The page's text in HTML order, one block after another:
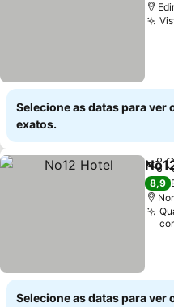
Selecione as datas para ver
exatos.
8,9
Selecione as datas para ver